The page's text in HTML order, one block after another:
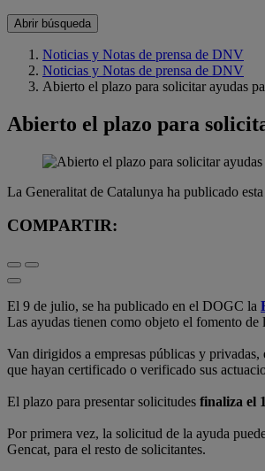
Abrir búsqueda
Noticias y Notas de prensa de DNV
Noticias y Notas de prensa de DNV
Abierto el plazo para solicitar ayudas
Abierto el plazo para
La Generalitat de Catalunya ha publicado
COMPARTIR:
El 9 de julio, se ha publicado en el DOGC la
Las ayudas tienen como objeto el fomento
Van dirigidos a empresas públicas y
que hayan certificado o verificado sus
El plazo para presentar solicitudes finaliza el
Por primera vez, la solicitud de la ayuda
Gencat, para el resto de solicitantes.